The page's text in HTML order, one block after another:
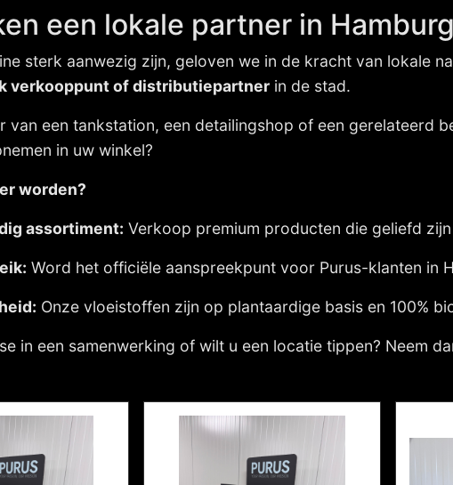
een lokale partner in
sterk aanwezig zijn, geloven we in de kracht van lokale
verkooppunt of distributiepartner in de stad.
van een tankstation, een detailingshop of een gerelateerd
in uw winkel?
worden?
assortiment: Verkoop premium producten die geliefd
Word het officiële aanspreekpunt voor Purus-klanten in
Onze vloeistoffen zijn op plantaardige basis en 100%
in een samenwerking of wilt u een locatie tippen? Neem